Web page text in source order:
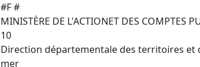
#F #
MINISTÈRE DE L'ACTIONET DES COMPTES
10
Direction départementale des territoires et
mer